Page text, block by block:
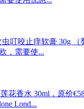
叮咬止痒软膏 30g
，需要使...
花香水 30ml，原价
Lond...